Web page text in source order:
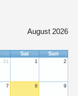
August 2026
Sat Sun
31 1 2
7 8 9